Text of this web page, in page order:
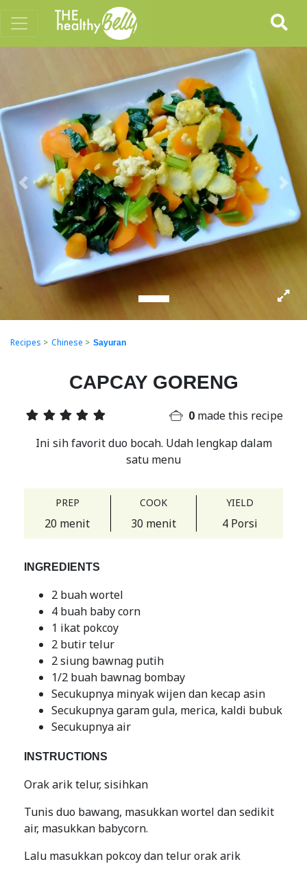
Previous Next
Recipes > Chinese > Sayuran
CAPCAY GORENG
0 made this recipe
Ini sih favorit duo bocah. Udah lengkap dalam
satu menu
PREP
20 menit
COOK
30 menit
YIELD
4 Porsi
INGREDIENTS
2 buah wortel
4 buah baby corn
1 ikat pokcoy
2 butir telur
2 siung bawnag putih
1/2 buah bawnag bombay
Secukupnya minyak wijen dan kecap asin
Secukupnya garam gula, merica, kaldi bubuk
Secukupnya air
INSTRUCTIONS
Orak arik telur, sisihkan
Tunis duo bawang, masukkan wortel dan sedikit
air, masukkan babycorn.
Lalu masukkan pokcoy dan telur orak arik